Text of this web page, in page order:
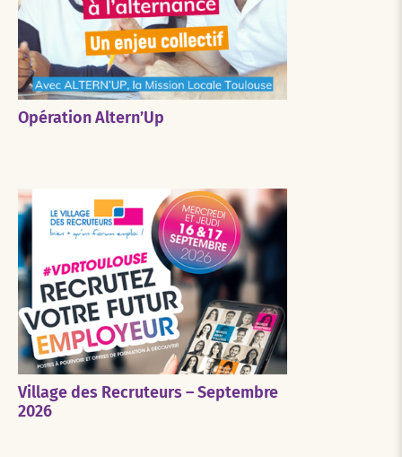
Opération Altern’Up
Village des Recruteurs – Septembre
2026